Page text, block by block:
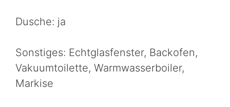
Dusche: ja
Sonstiges: Echtglasfenster, Backofen,
Vakuumtoilette, Warmwasserboiler,
Markise